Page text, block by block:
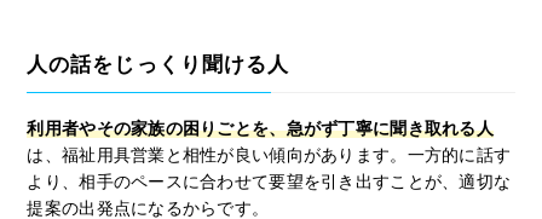
人の話をじっくり聞ける人
利用者やその家族の困りごとを、急がず丁寧に聞き取れる人
は、福祉用具営業と相性が良い傾向があります。一方的に話す
より、相手のペースに合わせて要望を引き出すことが、適切な
提案の出発点になるからです。